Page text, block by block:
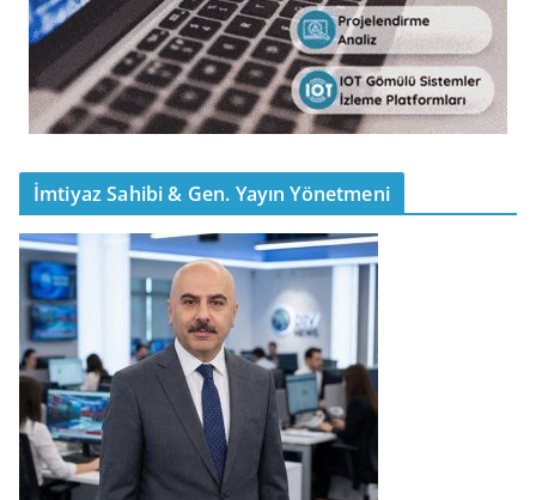
İmtiyaz Sahibi & Gen. Yayın Yönetmeni